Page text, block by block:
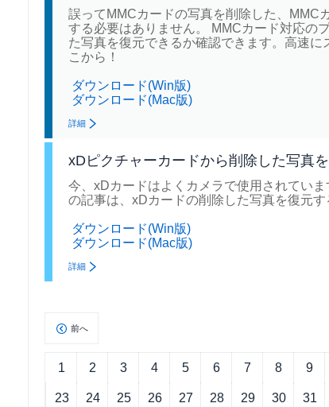
誤ってMMCカードの写真を削除した、MMC
する必要はありません。 MMCカード対応の
た写真を復元できるか確認できます。高速
こから！
ダウンロード(Win版)
ダウンロード(Mac版)
詳細
xDピクチャーカードから削除した写真
今、xDカードはよくカメラで使用されてい
の記事は、xDカードの削除した写真を復元
ダウンロード(Win版)
ダウンロード(Mac版)
詳細
前へ
1 2 3 4 5 6 7 8 9
23 24 25 26 27 28 29 30 31